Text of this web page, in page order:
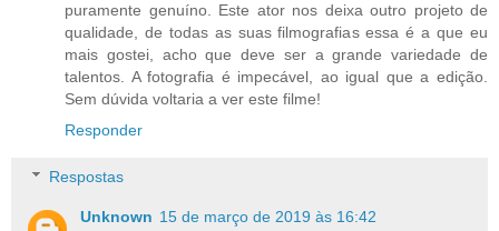
puramente genuíno. Este ator nos deixa outro projeto de
qualidade, de todas as suas filmografias essa é a que eu
mais gostei, acho que deve ser a grande variedade de
talentos. A fotografia é impecável, ao igual que a edição.
Sem dúvida voltaria a ver este filme!
Responder
Respostas
Unknown 15 de março de 2019 às 16:42